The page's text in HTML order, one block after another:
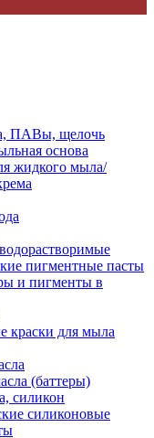
ПАВы, щелочь
основа
жидкого мыла/
пигментные пасты
и пигменты в
краски для мыла
(баттеры)
силикон
силиконовые